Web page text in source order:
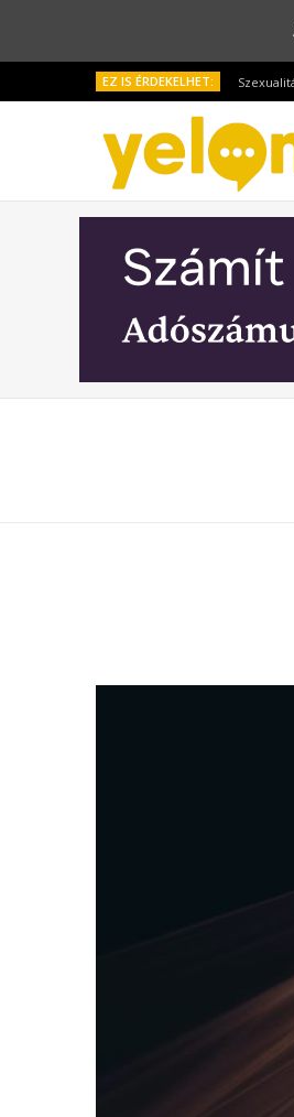
EZ IS ÉRDEKELHET: